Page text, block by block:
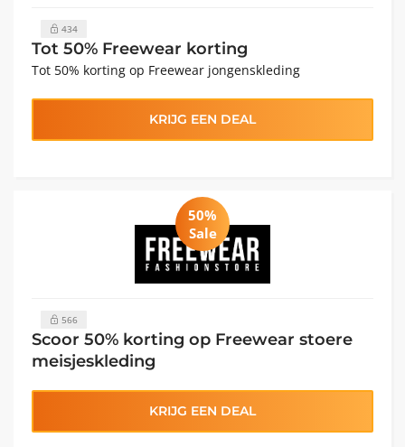
434
Tot 50% Freewear korting
Tot 50% korting op Freewear jongenskleding
KRIJG EEN DEAL
50%
Sale
566
Scoor 50% korting op Freewear stoere
meisjeskleding
KRIJG EEN DEAL